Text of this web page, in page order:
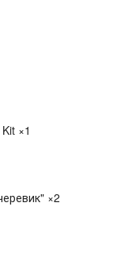
×1
×2